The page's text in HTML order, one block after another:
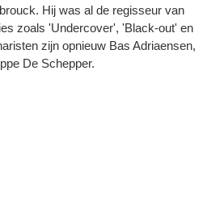
Hij was al de regisseur van
zoals 'Undercover', 'Black-out' en
zijn opnieuw Bas Adriaensen,
De Schepper.